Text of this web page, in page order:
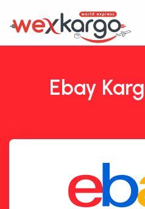
Ebay